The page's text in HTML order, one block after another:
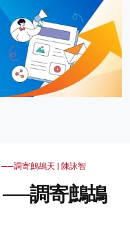
──調寄鷓鴣天 | 陳詠智
──調寄鷓鴣